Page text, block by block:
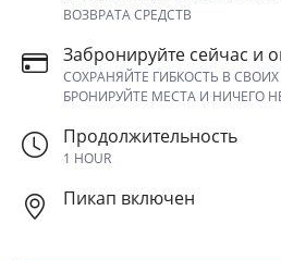
ВОЗВРАТА СРЕДСТВ
Забронируйте сейчас и
СОХРАНЯЙТЕ ГИБКОСТЬ В
БРОНИРУЙТЕ МЕСТА И НИЧЕГО
Продолжительность
1 HOUR
Пикап включен